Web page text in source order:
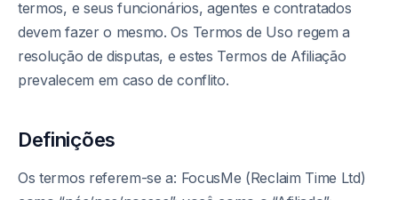
termos, e seus funcionários, agentes e contratados
devem fazer o mesmo. Os Termos de Uso regem a
resolução de disputas, e estes Termos de Afiliação
prevalecem em caso de conflito.
Definições
Os termos referem-se a: FocusMe (Reclaim Time Ltd)